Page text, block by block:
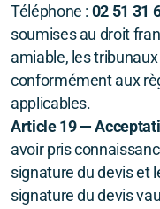
Téléphone : 02 51 31
soumises au droit
amiable, les
conformément aux
applicables.
Article 19 —
avoir pris
signature du devis et
signature du devis